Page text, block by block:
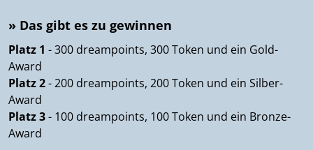
» Das gibt es zu gewinnen
Platz 1 - 300 dreampoints, 300 Token und ein Gold-
Award
Platz 2- 200 dreampoints, 200 Token und ein Silber-
Award
Platz 3- 100 dreampoints, 100 Token und ein Bronze-
Award